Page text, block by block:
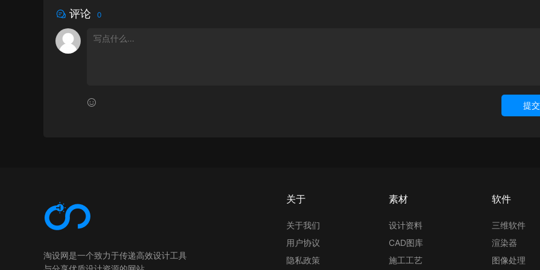
评论 0
提交
淘设网是一个致力于传递高效设计工具
关于
关于我们
用户协议
隐私政策
素材
设计资料
CAD图库
施工工艺
软件
三维软件
渲染器
图像处理